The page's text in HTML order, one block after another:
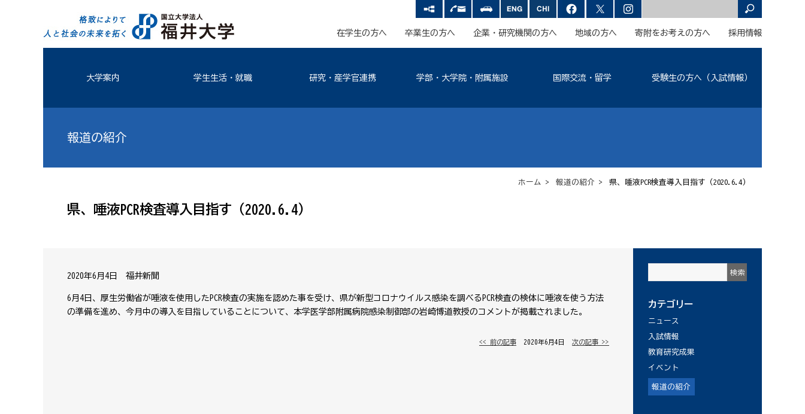
在学生の方へ 卒業生の方へ 企業・研究機関の方へ 地域の方へ 寄附をお考えの方へ 採用情報
大学案内 学生生活・就職 研究・産学官連携 学部・大学院・附属施設 国際交流・留学 受験生の方へ（入試情報）
報道の紹介
ホーム > 報道の紹介 > 県、唾液PCR検査導入目指す（2020.6.4）
県、唾液PCR検査導入目指す（2020.6.4）
2020年6月4日 福井新聞
6月4日、厚生労働省が唾液を使用したPCR検査の実施を認めた事を受け、県が新型コロナウイルス感染を調べるPCR検査の検体に唾液を使う方法
の準備を進め、今月中の導入を目指していることについて、本学医学部附属病院感染制御部の岩崎博道教授のコメントが掲載されました。
<< 前の記事 │ 2020年6月4日 │ 次の記事 >>
カテゴリー
ニュース
入試情報
教育研究成果
イベント
報道の紹介